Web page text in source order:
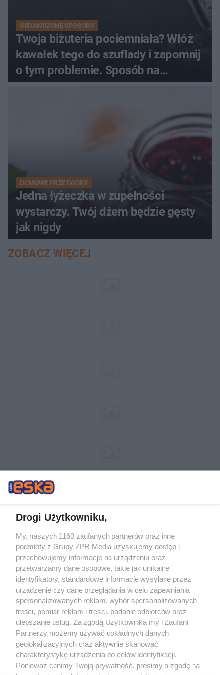
SPRAWDZONE SPOSOBY
Twoja biżuteria pociemniała? Włóż
kawałek tego do szuflady i zapomnij
o tym problemie. Sposób na
pociemniałą biżuterię
DOMOWE PRZETWORY
Jedna łyżeczka w zupełności
wystarczy. Twój dżem będzie gęsty
jak nigdy
ZOBACZ WIĘCEJ
Żaden utwór zamieszczony w serwisie nie może być powielany i
rozpowszechniany lub dalej rozpowszechniany w jakikolwiek sposób (w
tym także elektroniczny lub mechaniczny) na jakimkolwiek polu
eksploatacji w jakiejkolwiek formie, włącznie z umieszczaniem w Internecie
bez pisemnej zgody właściciela praw. Jakiekolwiek użycie lub
wykorzystanie utworów w całości lub w części z naruszeniem prawa, tzn.
bez właściwej zgody, jest zabronione pod groźbą kary i może być ścigane
prawnie.
O nas
Drogi Użytkowniku,
My, naszych 1160 zaufanych partnerów oraz inne
podmioty z Grupy ZPR Media uzyskujemy dostęp i
przechowujemy informacje na urządzeniu oraz
przetwarzamy dane osobowe, takie jak unikalne
identyfikatory, standardowe informacje wysyłane przez
urządzenie czy dane przeglądania w celu zapewniania
spersonalizowanych reklam, wybór spersonalizowanych
treści, pomiar reklam i treści, badanie odbiorców oraz
ulepszanie usług. Za zgodą Użytkownika my i Zaufani
Partnerzy możemy używać dokładnych danych
geolokalizacyjnych oraz aktywnie skanować
charakterystykę urządzenia do celów identyfikacji.
Ponieważ cenimy Twoją prywatność, prosimy o zgodę na